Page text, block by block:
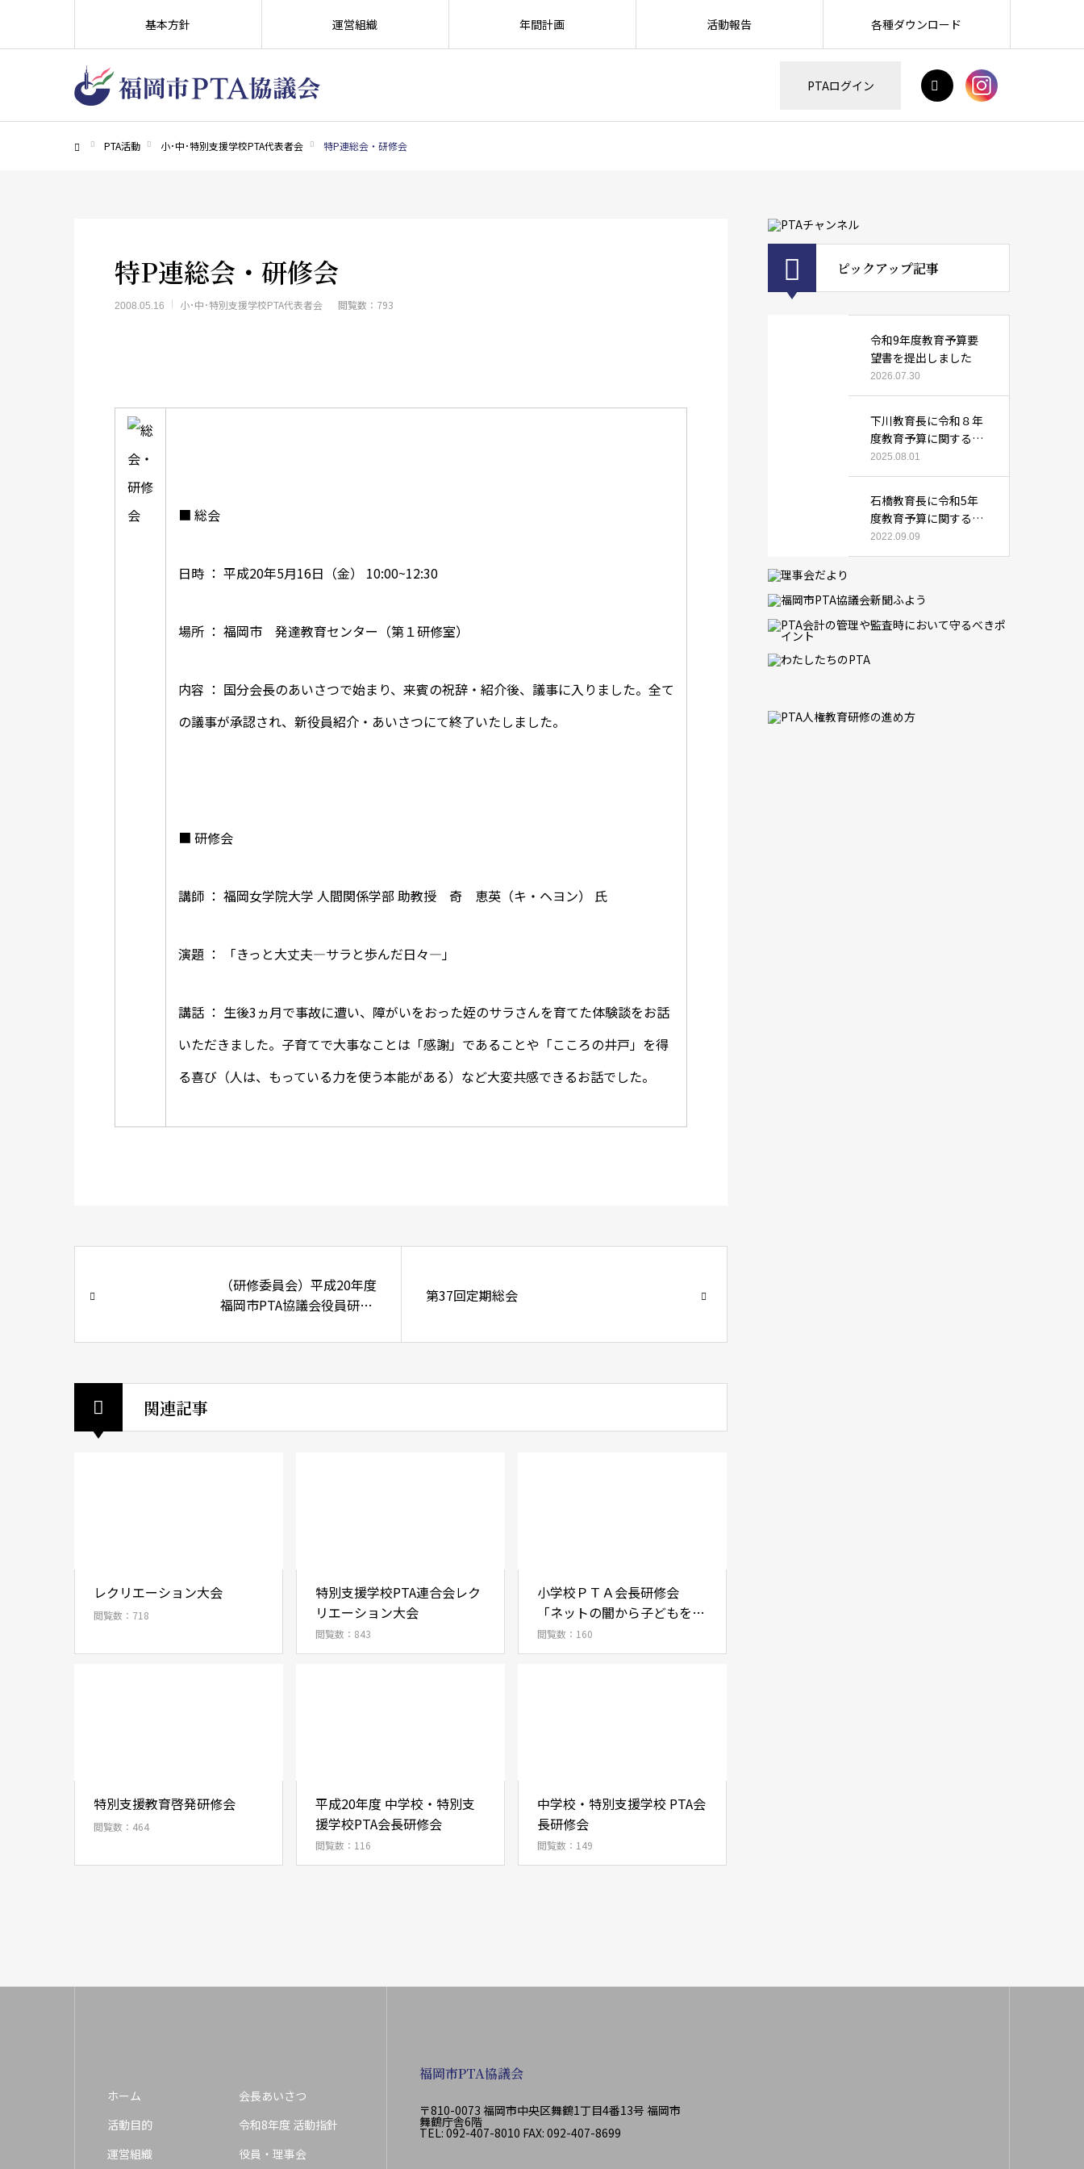
PTAログイン
基本方針 運営組織 年間計画 活動報告 各種ダウンロード
PTA活動 小･中･特別支援学校PTA代表者会 特P連総会・研修会
特P連総会・研修会
2008.05.16 小･中･特別支援学校PTA代表者会 閲覧数：793
■ 総会
日時 ： 平成20年5月16日（金） 10:00~12:30
場所 ： 福岡市 発達教育センター（第１研修室）
内容 ： 国分会長のあいさつで始まり、来賓の祝辞・紹介後、議事に入りました。全て
の議事が承認され、新役員紹介・あいさつにて終了いたしました。
■ 研修会
講師 ： 福岡女学院大学 人間関係学部 助教授 奇 恵英（キ・ヘヨン） 氏
演題 ： 「きっと大丈夫―サラと歩んだ日々―」
講話 ： 生後3ヵ月で事故に遭い、障がいをおった姪のサラさんを育てた体験談をお話
いただきました。子育てで大事なことは「感謝」であることや「こころの井戸」を得
る喜び（人は、もっている力を使う本能がある）など大変共感できるお話でした。
（研修委員会）平成20年度
福岡市PTA協議会役員研修
第37回定期総会
関連記事
レクリエーション大会
閲覧数：718
特別支援学校PTA連合会レク
リエーション大会
閲覧数：843
小学校ＰＴＡ会長研修会
「ネットの闇から子どもを救
え！」
閲覧数：160
特別支援教育啓発研修会
閲覧数：464
平成20年度 中学校・特別支
援学校PTA会長研修会
閲覧数：116
中学校・特別支援学校 PTA会
長研修会
閲覧数：149
ピックアップ記事
令和9年度教育予算要
望書を提出しました
2026.07.30
下川教育長に令和８年
度教育予算に関する要
望書を提出しました
2025.08.01
石橋教育長に令和5年
度教育予算に関する要
望書を提出しました
2022.09.09
ホーム
会長あいさつ
活動目的
令和8年度 活動指針
運営組織
役員・理事会
福岡市PTA協議会
〒810-0073 福岡市中央区舞鶴1丁目4番13号 福岡市
舞鶴庁舎6階
TEL: 092-407-8010 FAX: 092-407-8699